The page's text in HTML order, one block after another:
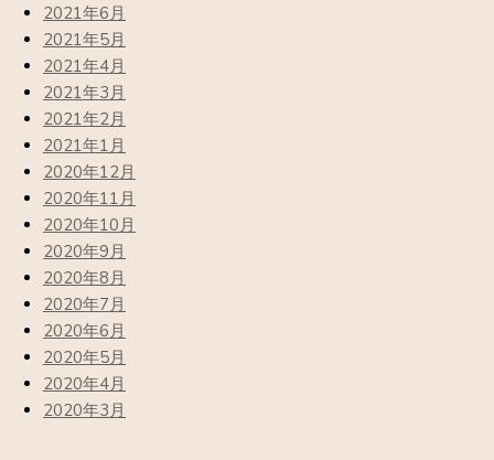
2021年6月
2021年5月
2021年4月
2021年3月
2021年2月
2021年1月
2020年12月
2020年11月
2020年10月
2020年9月
2020年8月
2020年7月
2020年6月
2020年5月
2020年4月
2020年3月